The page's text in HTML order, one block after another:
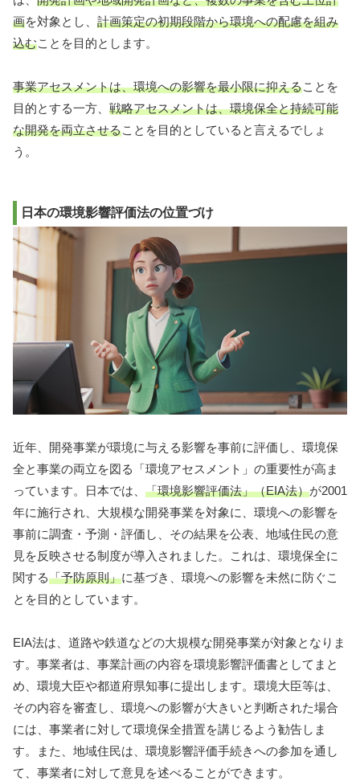
画を対象とし、 計画策定の初期段階から環境への配慮を組み
込むことを目的とします。
事業アセスメントは、環境への影響を最小限に抑えることを
目的とする一方、 戦略アセスメントは、環境保全と持続可能
な開発を両立させることを目的としていると言えるでしょ
う。
日本の環境影響評価法の位置づけ
近年、開発事業が環境に与える影響を事前に評価し、環境保
全と事業の両立を図る「環境アセスメント」の重要性が高ま
っています。日本では、 「環境影響評価法」（EIA法）が2001
年に施行され、大規模な開発事業を対象に、環境への影響を
事前に調査・予測・評価し、その結果を公表、地域住民の意
見を反映させる制度が導入されました。これは、環境保全に
関する「予防原則」に基づき、環境への影響を未然に防ぐこ
とを目的としています。
EIA法は、道路や鉄道などの大規模な開発事業が対象となりま
す。事業者は、事業計画の内容を環境影響評価書としてまと
め、環境大臣や都道府県知事に提出します。環境大臣等は、
その内容を審査し、環境への影響が大きいと判断された場合
には、事業者に対して環境保全措置を講じるよう勧告しま
す。また、地域住民は、環境影響評価手続きへの参加を通し
て、事業者に対して意見を述べることができます。